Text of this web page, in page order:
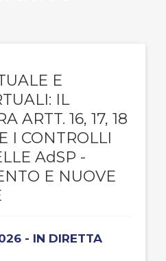
E
IL
ARTT. 16, 17, 18
I CONTROLLI
AdSP -
E NUOVE
- IN DIRETTA